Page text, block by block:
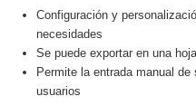
Configuración y
necesidades
Se puede exportar en una
Permite la entrada manual
usuarios